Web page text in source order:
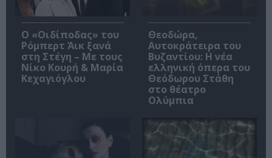
O «Οιδίποδας» του
Ρόμπερτ Άικ ξανά
στη Στέγη – Με τους
Νίκο Κουρή & Μαρία
Κεχαγιόγλου
Θεοδώρα,
Αυτοκράτειρα του
Βυζαντίου: Η νέα
ελληνική όπερα του
Θεόδωρου Στάθη
στο θέατρο
Ολύμπια